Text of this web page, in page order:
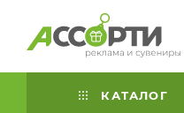
КАТАЛОГ